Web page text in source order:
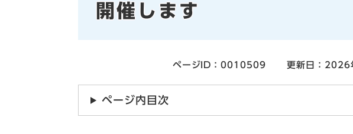
開催します
ページID：0010509 更新日：2026
ページ内目次